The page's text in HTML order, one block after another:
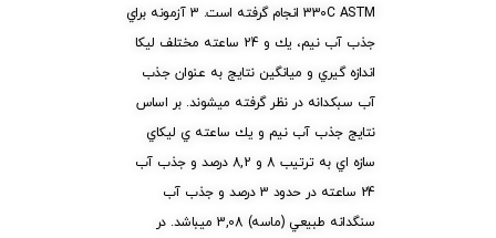
330C ASTM انجام گرفته است. 3 آزمونه براي
جذب آب نيم، يك و 24 ساعته مختلف ليكا
اندازه گيري و ميانگين نتايج به عنوان جذب
آب سبكدانه در نظر گرفته ميشوند. بر اساس
نتايج جذب آب نيم و يك ساعته ي ليكاي
سازه اي به ترتيب 8 و 8,2 درصد و جذب آب
24 ساعته در حدود 3 درصد و جذب آب
سنگدانه طبيعي (ماسه) 3,08 ميباشد. در